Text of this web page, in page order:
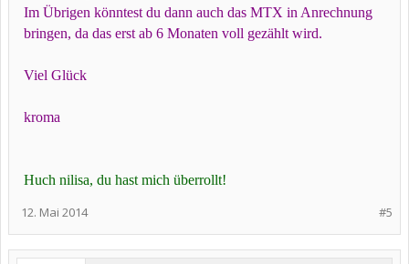
Im Übrigen könntest du dann auch das MTX in Anrechnung
bringen, da das erst ab 6 Monaten voll gezählt wird.
Viel Glück
kroma
Huch nilisa, du hast mich überrollt!
#5
12. Mai 2014